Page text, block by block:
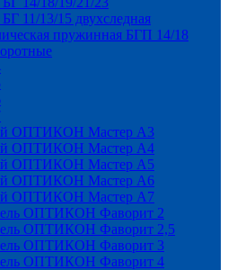
11/13/15 двухследная
пружинная БГП 14/18
ОПТИКОН Мастер А3
ОПТИКОН Мастер А4
ОПТИКОН Мастер А5
ОПТИКОН Мастер А6
ОПТИКОН Мастер А7
ОПТИКОН Фаворит 2
ОПТИКОН Фаворит 2,5
ОПТИКОН Фаворит 3
ОПТИКОН Фаворит 4